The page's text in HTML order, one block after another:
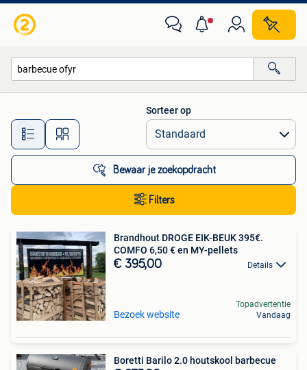
Alle afstanden…
Sorteer op
Bewaar je zoekopdracht
Filters
Brandhout DROGE EIK-BEUK 395€.
COMFO 6,50 € en MY-pellets
€ 395,00 Details
Bezoek website
Topadvertentie
Vandaag
Boretti Barilo 2.0 houtskool barbecue